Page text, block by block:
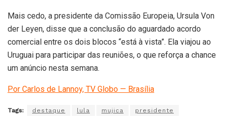
Mais cedo, a presidente da Comissão Europeia, Ursula Von
der Leyen, disse que a conclusão do aguardado acordo
comercial entre os dois blocos “está à vista”. Ela viajou ao
Uruguai para participar das reuniões, o que reforça a chance
um anúncio nesta semana.
Por Carlos de Lannoy, TV Globo — Brasília
Tags: destaque lula mujica presidente